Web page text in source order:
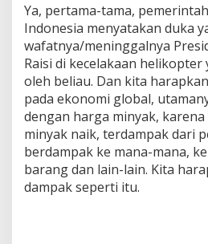
Ya, pertama-tama,
Indonesia menyatakan duka
wafatnya/meninggalnya
Raisi di kecelakaan
oleh beliau. Dan kita
pada ekonomi global,
dengan harga minyak,
minyak naik, terdampak dari
berdampak ke mana-mana,
barang dan lain-lain. Kita
dampak seperti itu.